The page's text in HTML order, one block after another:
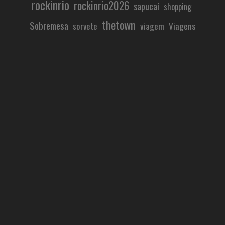
rockinrio rockinrio2026 sapucaí shopping
Sobremesa sorvete thetown viagem Viagens